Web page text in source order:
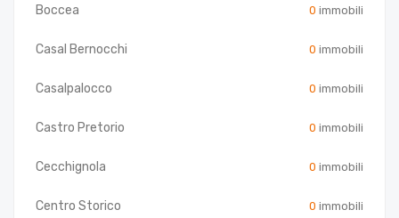
Boccea 0 immobili
Casal Bernocchi 0 immobili
Casalpalocco 0 immobili
Castro Pretorio 0 immobili
Cecchignola 0 immobili
Centro Storico 0 immobili